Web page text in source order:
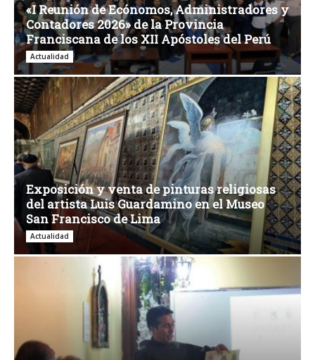
«I Reunión de Ecónomos, Administradores y
Contadores 2026» de la Provincia
Franciscana de los XII Apóstoles del Perú
Actualidad
Exposición y venta de pinturas religiosas
del artista Luis Guardamino en el Museo
San Francisco de Lima
Actualidad